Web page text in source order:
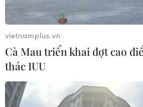
vietnamplus.vn
Cà Mau triển khai đợt cao
thác IUU